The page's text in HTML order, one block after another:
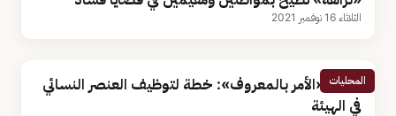
الثلاثاء 16 نوفمبر 2021
المحليات
رئيس «الأمر بالمعروف»: خطة لتوظيف العنصر النسائي
في الهيئة